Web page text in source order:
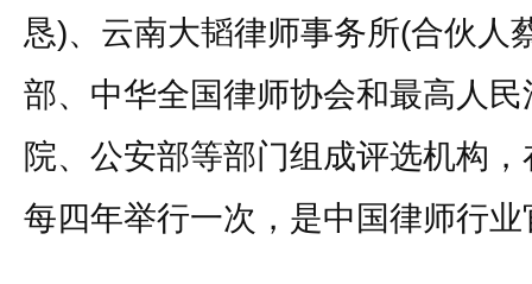
恳)、云南大韬律师事务所(合伙人
部、中华全国律师协会和最高人
院、公安部等部门组成评选机构
每四年举行一次，是中国律师行